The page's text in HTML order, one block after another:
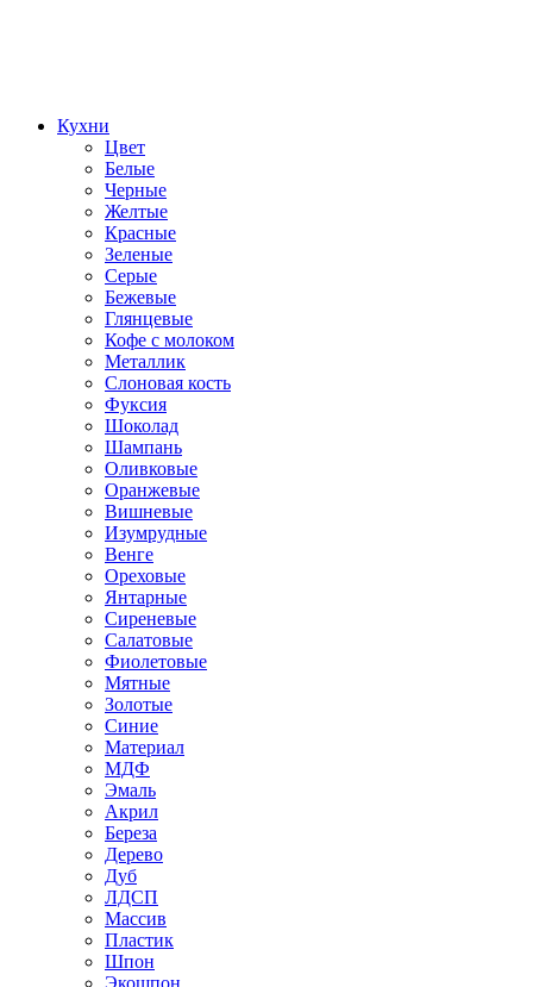
Кухни
Цвет
Белые
Черные
Желтые
Красные
Зеленые
Серые
Бежевые
Глянцевые
Кофе с молоком
Металлик
Слоновая кость
Фуксия
Шоколад
Шампань
Оливковые
Оранжевые
Вишневые
Изумрудные
Венге
Ореховые
Янтарные
Сиреневые
Салатовые
Фиолетовые
Мятные
Золотые
Синие
Материал
МДФ
Эмаль
Акрил
Береза
Дерево
Дуб
ЛДСП
Массив
Пластик
Шпон
Экошпон